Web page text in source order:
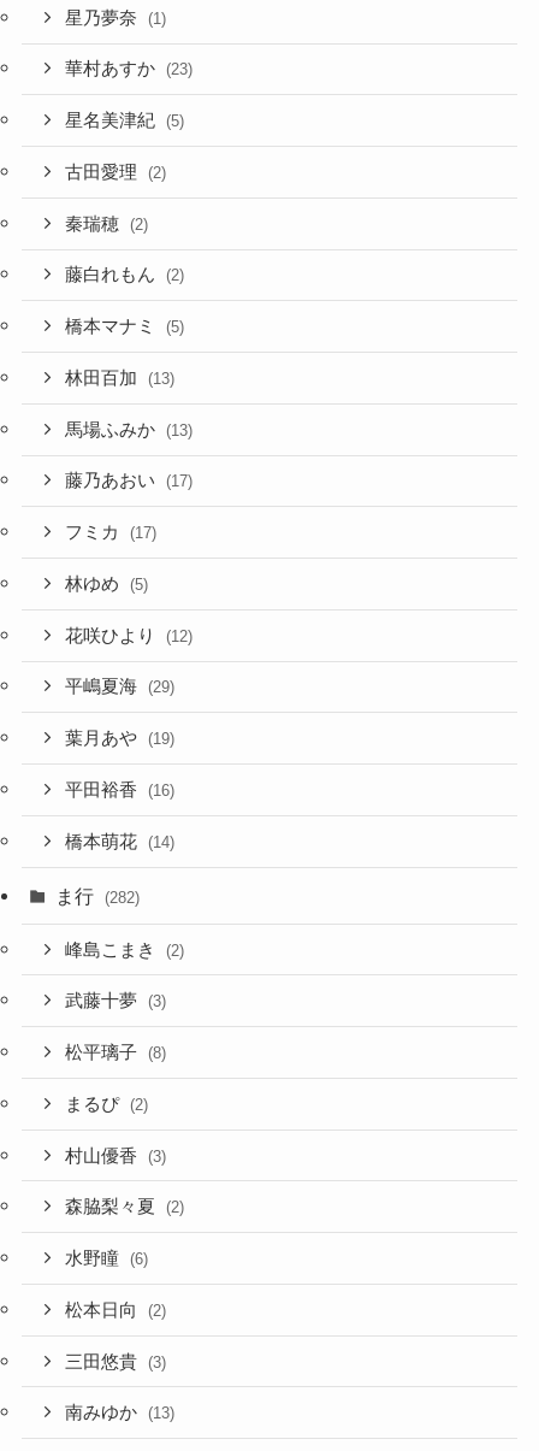
星乃夢奈 (1)
華村あすか (23)
星名美津紀 (5)
古田愛理 (2)
秦瑞穂 (2)
藤白れもん (2)
橋本マナミ (5)
林田百加 (13)
馬場ふみか (13)
藤乃あおい (17)
フミカ (17)
林ゆめ (5)
花咲ひより (12)
平嶋夏海 (29)
葉月あや (19)
平田裕香 (16)
橋本萌花 (14)
ま行 (282)
峰島こまき (2)
武藤十夢 (3)
松平璃子 (8)
まるぴ (2)
村山優香 (3)
森脇梨々夏 (2)
水野瞳 (6)
松本日向 (2)
三田悠貴 (3)
南みゆか (13)